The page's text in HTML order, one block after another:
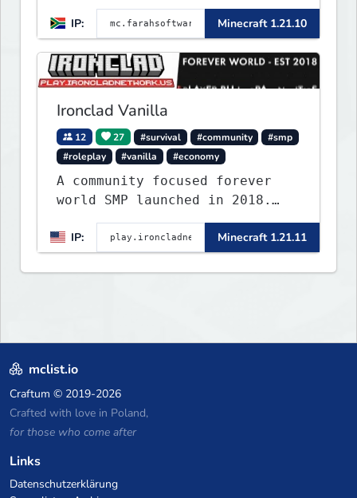
IP: Minecraft 1.21.10
Ironclad Vanilla
12 27 #survival #community
#smp
#roleplay
#vanilla #economy
A community focused forever
world SMP launched in 2018.
Large community-built
functioning spawn cities with
no spawned in items or cheats.
IP: Minecraft 1.21.11
mclist.io
Craftum © 2019-2026
Crafted with love in Poland,
for those who come after
Links
Datenschutzerklärung